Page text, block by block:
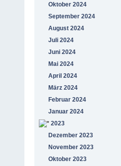
Oktober 2024
September 2024
August 2024
Juli 2024
Juni 2024
Mai 2024
April 2024
März 2024
Februar 2024
Januar 2024
2023
Dezember 2023
November 2023
Oktober 2023